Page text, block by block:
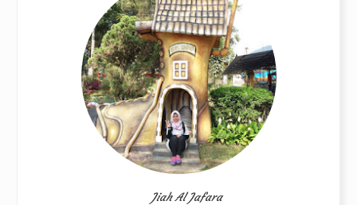
Jiah Al Jafara